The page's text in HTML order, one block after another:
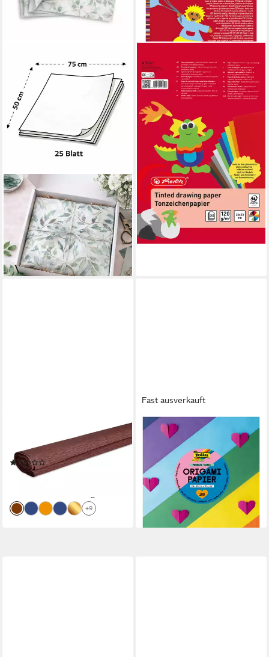
STAR
Seidenpapier, Seidenpapier
50x75cm Eukalyptus Blätter
Motiv 25 Blatt Weiß / Grün
20,19 €
(2,15 €/ 1 qm)
lieferbar - in 3-4 Werktagen bei dir
Bastelkartonpapier herlitz
Tonzeichenpapierblock 23x33
cm 20 Blatt
4,74 €
lieferbar - in 3-4 Werktagen bei dir
Kraftpapier ignore, 200 cm x
50 cm
(1)
4,39 €
+9
Fast ausverkauft
FOLIA
Motivpapier Basic, 70 g/m2,
100 Blatt
6,99 €
(6,99 €/ 1 qm)
lieferbar - in 4-5 Werktagen bei dir